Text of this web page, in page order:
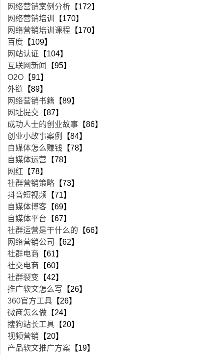
网络营销案例分析 【172】
网络营销培训
【170】
网络营销培训课程 【170】
百度 【109】
网站认证 【104】
互联网新闻
【95】
O2O 【91】
外链 【89】
网络营销书籍 【89】
网址提交 【87】
成功人士的创业故事 【86】
创业小故事案例
【84】
自媒体怎么赚钱 【78】
自媒体运营 【78】
网红 【78】
社群营销策略 【73】
抖音短视频 【71】
自媒体博客 【69】
自媒体平台 【67】
社群运营是干什么的 【66】
网络营销公司
【62】
社群电商 【61】
社交电商 【60】
社群裂变 【42】
推广软文怎么写 【26】
360官方工具 【26】
微商怎么做 【24】
搜狗站长工具 【20】
视频营销 【20】
产品软文推广方案 【19】